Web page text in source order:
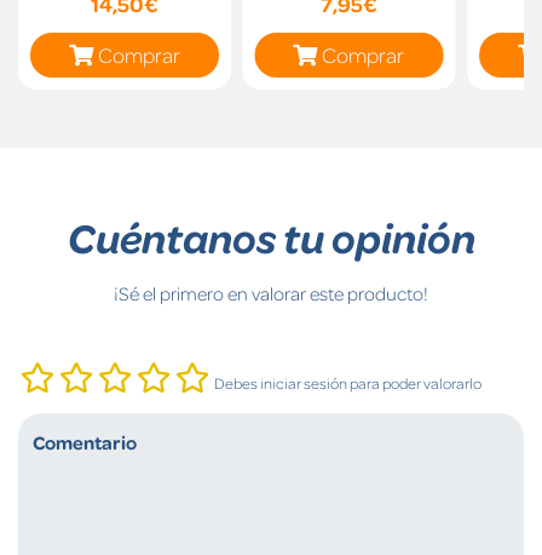
Comprar
Comprar
Cuéntanos tu opinión
¡Sé el primero en valorar este producto!
Debes iniciar sesión para poder valorarlo